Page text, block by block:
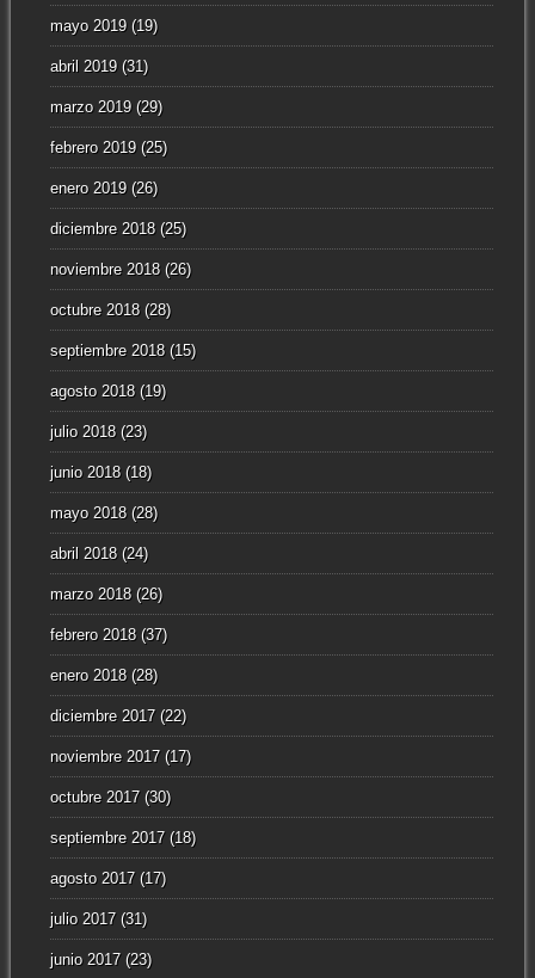
mayo 2019(19)
abril 2019(31)
marzo 2019(29)
febrero 2019(25)
enero 2019(26)
diciembre 2018(25)
noviembre 2018(26)
octubre 2018(28)
septiembre 2018(15)
agosto 2018(19)
julio 2018(23)
junio 2018(18)
mayo 2018(28)
abril 2018(24)
marzo 2018(26)
febrero 2018(37)
enero 2018(28)
diciembre 2017(22)
noviembre 2017(17)
octubre 2017(30)
septiembre 2017(18)
agosto 2017(17)
julio 2017(31)
junio 2017(23)